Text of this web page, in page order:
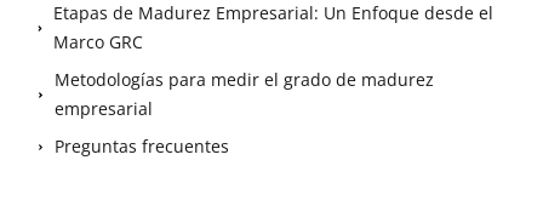
Etapas de Madurez Empresarial: Un Enfoque desde el
Marco GRC
Metodologías para medir el grado de madurez
empresarial
Preguntas frecuentes